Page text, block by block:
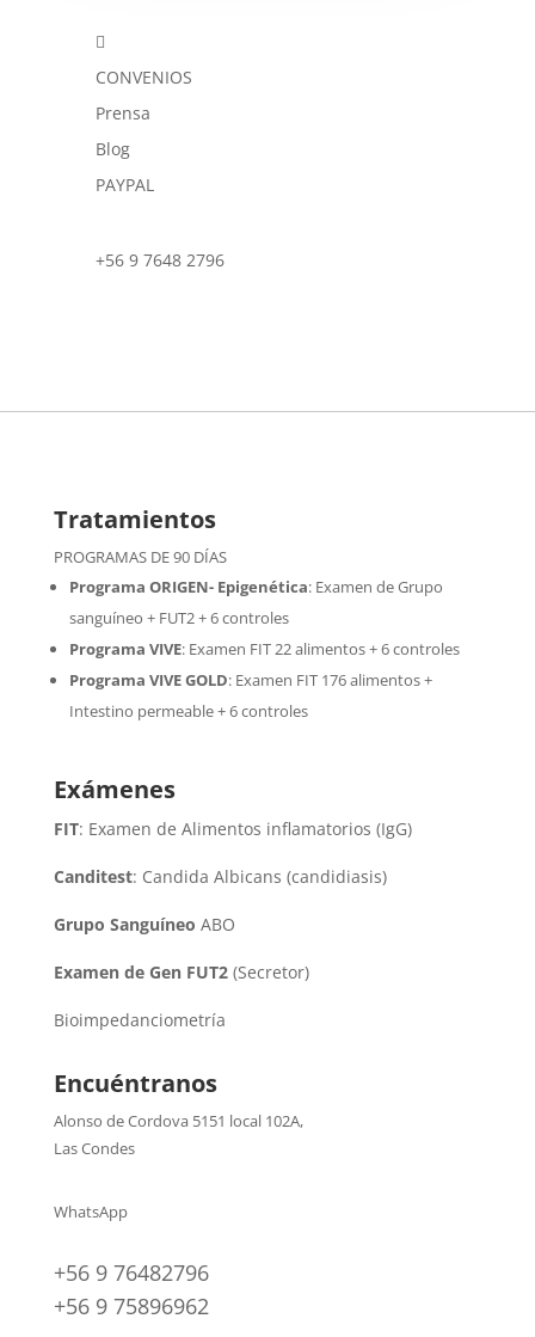

CONVENIOS
Prensa
Blog
PAYPAL
+56 9 7648 2796
Tratamientos
PROGRAMAS DE 90 DÍAS
Programa ORIGEN- Epigenética:Examen de Grupo
sanguíneo + FUT2 + 6 controles
Programa VIVE: Examen FIT 22 alimentos + 6 controles
Programa VIVE GOLD: Examen FIT 176 alimentos +
Intestino permeable + 6 controles
Exámenes
FIT: Examen de Alimentos inflamatorios (IgG)
Canditest: Candida Albicans (candidiasis)
Grupo Sanguíneo ABO
Examen de Gen FUT2(Secretor)
Bioimpedanciometría
Encuéntranos
Alonso de Cordova 5151 local 102A,
Las Condes
WhatsApp
+56 9 76482796
+56 9 75896962